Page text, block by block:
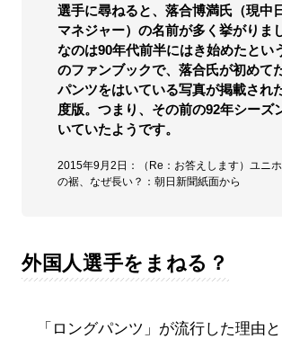
選手に尋ねると、落合博満氏（現中
マネジャー）の名前が多く挙がりま
なのは90年代前半にはき始めたとい
のファンブックで、落合氏が初めて
パンツをはいている写真が掲載され
度版。つまり、その前の92年シーズ
いていたようです。
2015年9月2日：（Re：お答えします）ユニ
の裾、なぜ長い？：朝日新聞紙面から
外国人選手をまねる？
「ロングパンツ」が流行した理由